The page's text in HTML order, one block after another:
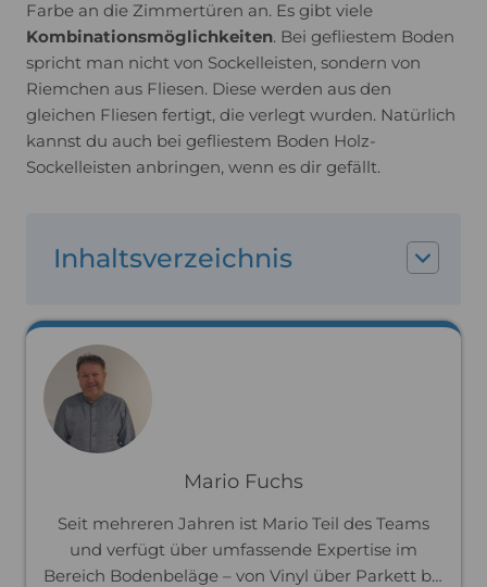
Farbe an die Zimmertüren an. Es gibt viele
Kombinationsmöglichkeiten. Bei gefliestem Boden
spricht man nicht von Sockelleisten, sondern von
Riemchen aus Fliesen. Diese werden aus den
gleichen Fliesen fertigt, die verlegt wurden. Natürlich
kannst du auch bei gefliestem Boden Holz-
Sockelleisten anbringen, wenn es dir gefällt.
Inhaltsverzeichnis
Mario Fuchs
Seit mehreren Jahren ist Mario Teil des Teams
und verfügt über umfassende Expertise im
Bereich Bodenbeläge – von Vinyl über Parkett bis